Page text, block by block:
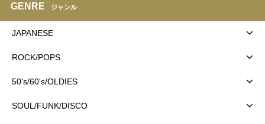
GENRE ジャンル
JAPANESE
ROCK/POPS
50's/60's/OLDIES
SOUL/FUNK/DISCO